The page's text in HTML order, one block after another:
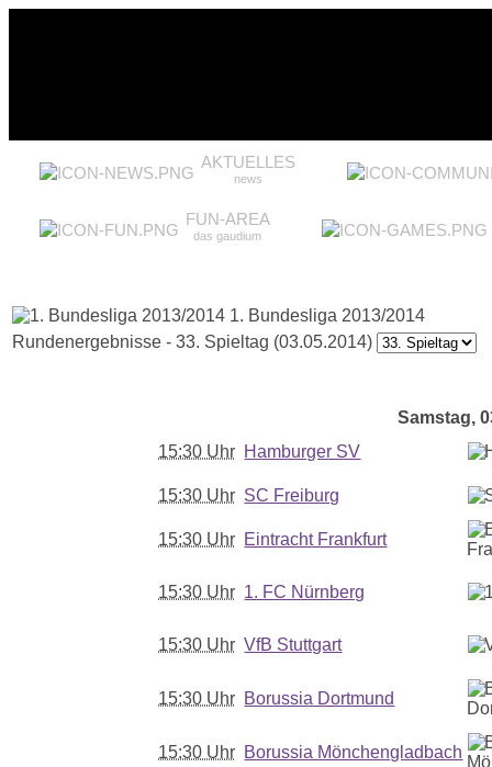
AKTUELLES
news
FUN-AREA
das gaudium
1. Bundesliga 2013/2014
Rundenergebnisse - 33. Spieltag (03.05.2014)
Samstag,
15:30 Uhr Hamburger SV
15:30 Uhr SC Freiburg
15:30 Uhr Eintracht Frankfurt
15:30 Uhr 1. FC Nürnberg
15:30 Uhr VfB Stuttgart
15:30 Uhr Borussia Dortmund
15:30 Uhr Borussia Mönchengladbach